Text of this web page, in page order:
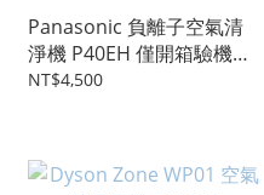
Panasonic 負離子空氣清
淨機 P40EH 僅開箱驗機
#75361
NT$4,500